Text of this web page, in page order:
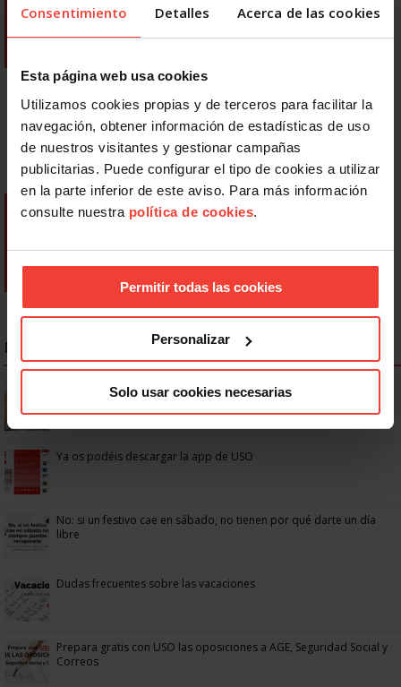
Consentimiento Detalles Acerca de las cookies
Esta página web usa cookies
Utilizamos cookies propias y de terceros para facilitar la
navegación, obtener información de estadísticas de uso
de nuestros visitantes y gestionar campañas
publicitarias. Puede configurar el tipo de cookies a utilizar
en la parte inferior de este aviso. Para más información
consulte nuestra política de cookies.
Permitir todas las cookies
Personalizar
Solo usar cookies necesarias
NOTICIAS MÁS LEÍDAS
Se actualizan las patologías para acceder a la jubilación
Ya os podéis descargar la app de USO
No: si un festivo cae en sábado, no tienen por qué darte un día
libre
Dudas frecuentes sobre las vacaciones
Prepara gratis con USO las oposiciones a AGE, Seguridad Social y
Correos